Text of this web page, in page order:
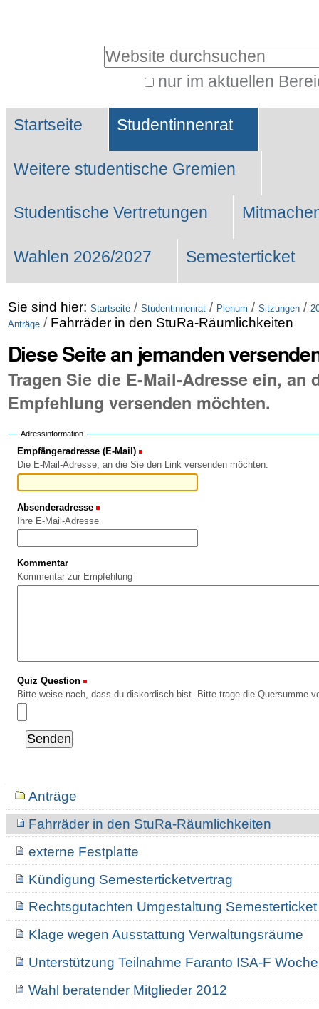
Website durchsuchen
nur im aktuellen
Suche…
Sektionen
Startseite Studentinnenrat
Weitere studentische Gremien
Studentische Vertretungen
Wahlen 2026/2027 Semesterticket
Sie sind hier: Startseite / Studentinnenrat / Plenum / Sitzungen /
Anträge / Fahrräder in den StuRa-Räumlichkeiten
Diese Seite an jemanden
Tragen Sie die E-Mail-Adresse ein, an
Empfehlung versenden möchten.
Adressinformation
Empfängeradresse (E-Mail)
Die E-Mail-Adresse, an die Sie den Link versenden möchten.
Absenderadresse
Ihre E-Mail-Adresse
Kommentar
Kommentar zur Empfehlung
Quiz Question
Bitte weise nach, dass du diskordisch bist. Bitte trage die Quersumme
NavigationAnträge
Fahrräder in den StuRa-Räumlichkeiten
externe Festplatte
Kündigung Semesterticketvertrag
Rechtsgutachten Umgestaltung Semesterticket
Klage wegen Ausstattung Verwaltungsräume
Unterstützung Teilnahme Faranto ISA-F
Wahl beratender Mitglieder 2012